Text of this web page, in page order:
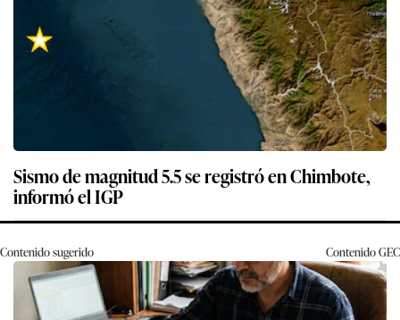
Sismo de magnitud 5.5 se registró en Chimbote,
informó el IGP
Contenido sugerido ContenidoGEC